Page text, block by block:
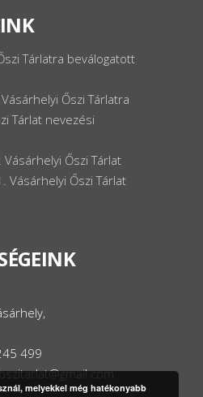
Tárlatra beválogatott
Őszi Tárlatra
Tárlat nevezési
Őszi Tárlat
Vásárhelyi Őszi Tárlat
499
melyekkel még hatékonyabb